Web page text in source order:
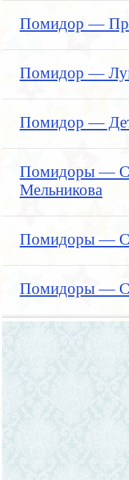
Помидор —
Помидор —
Помидор —
Помидоры —
Мельникова
Помидоры —
Помидоры —